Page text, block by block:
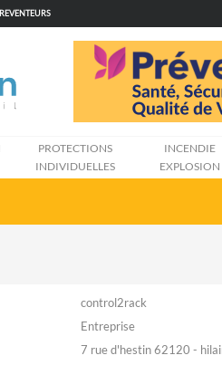
PROTECTIONS
INDIVIDUELLES
INCENDIE
EXPLOSION
control2rack
Entreprise
7 rue d'hestin 62120 -